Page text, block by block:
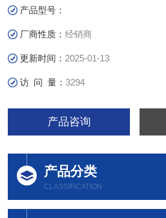
产品型号：
厂商性质：经销商
更新时间： 2025-01-13
访 问 量：3294
产品咨询
产品分类
CLASSIFICATION